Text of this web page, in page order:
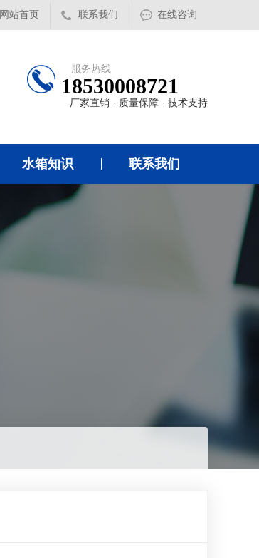
网站首页 联系我们 在线咨询
服务热线
18530008721
厂家直销 · 质量保障 · 技术支持
水箱知识 联系我们